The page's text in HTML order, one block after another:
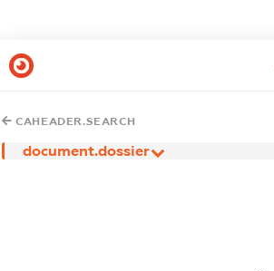
CAHEADER.SEARCH
document.dossier